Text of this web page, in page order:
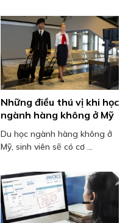
Những điều thú vị khi học
ngành hàng không ở Mỹ
Du học ngành hàng không ở
Mỹ, sinh viên sẽ có cơ ...